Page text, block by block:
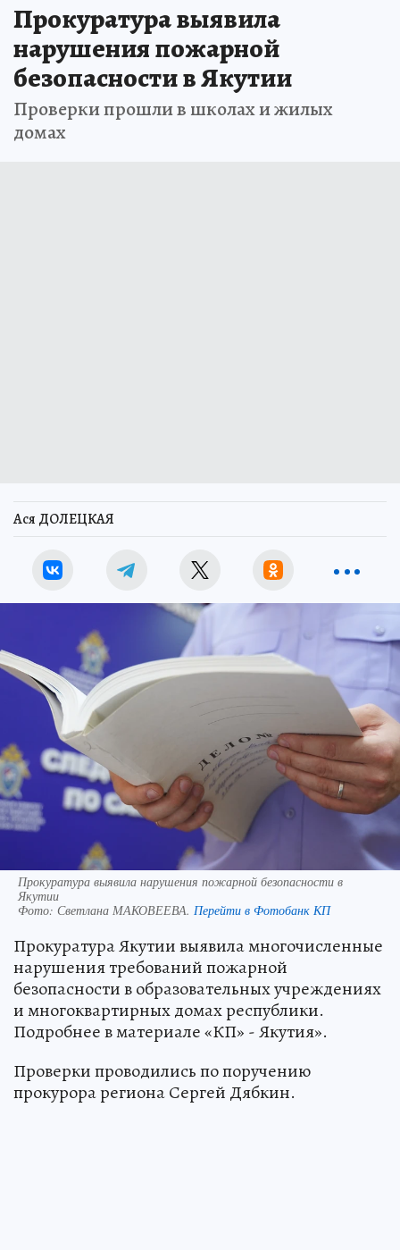
Прокуратура выявила
нарушения пожарной
безопасности в Якутии
Проверки прошли в школах и жилых
домах
Ася ДОЛЕЦКАЯ
Прокуратура выявила нарушения пожарной безопасности в
Якутии
Фото: Светлана МАКОВЕЕВА. Перейти в Фотобанк КП
Прокуратура Якутии выявила многочисленные
нарушения требований пожарной
безопасности в образовательных учреждениях
и многоквартирных домах республики.
Подробнее в материале «КП» - Якутия».
Проверки проводились по поручению
прокурора региона Сергей Дябкин.